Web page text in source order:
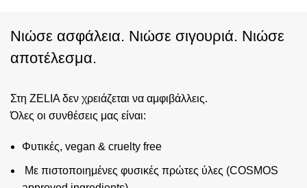
Νιώσε ασφάλεια. Νιώσε σιγουριά. Νιώσε
αποτέλεσμα.
Στη ZELIA δεν χρειάζεται να αμφιβάλλεις.
Όλες οι συνθέσεις μας είναι:
Φυτικές, vegan & cruelty free
Με πιστοποιημένες φυσικές πρώτες ύλες (COSMOS